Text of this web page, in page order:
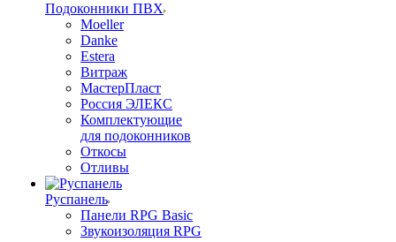
Подоконники ПВХ
Moeller
Danke
Estera
Витраж
МастерПласт
Россия ЭЛЕКС
Комплектующие
для подоконников
Откосы
Отливы
Руспанель
Панели RPG Basic
Звукоизоляция RPG